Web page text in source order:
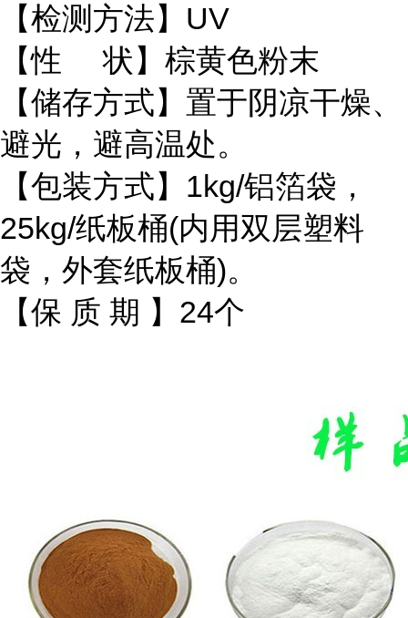
【检测方法】UV
【性 状】棕黄色粉末
【储存方式】置于阴凉干燥、
避光，避高温处。
【包装方式】1kg/铝箔袋，
25kg/纸板桶(内用双层塑料
袋，外套纸板桶)。
【保 质 期 】24个